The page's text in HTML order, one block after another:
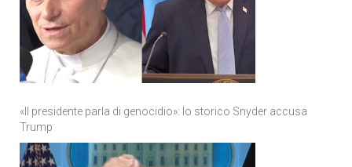
«Il presidente parla di genocidio»: lo storico Snyder accusa
Trump